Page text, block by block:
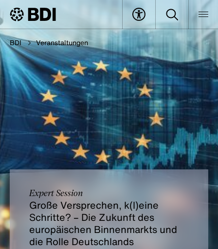
BDI Veranstaltungen
Expert Session
Große Versprechen, k(l)eine
Schritte? – Die Zukunft des
europäischen Binnenmarkts und
die Rolle Deutschlands